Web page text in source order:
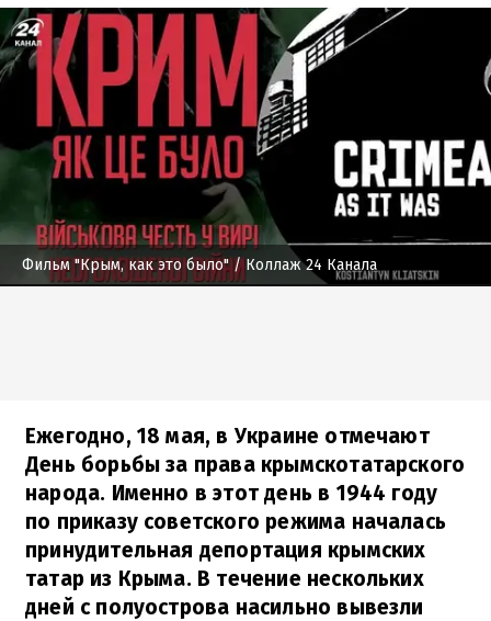
Фильм "Крым, как это было"/ Коллаж 24 Канала
Ежегодно, 18 мая, в Украине отмечают
День борьбы за права крымскотатарского
народа. Именно в этот день в 1944 году
по приказу советского режима началась
принудительная депортация крымских
татар из Крыма. В течение нескольких
дней с полуострова насильно вывезли